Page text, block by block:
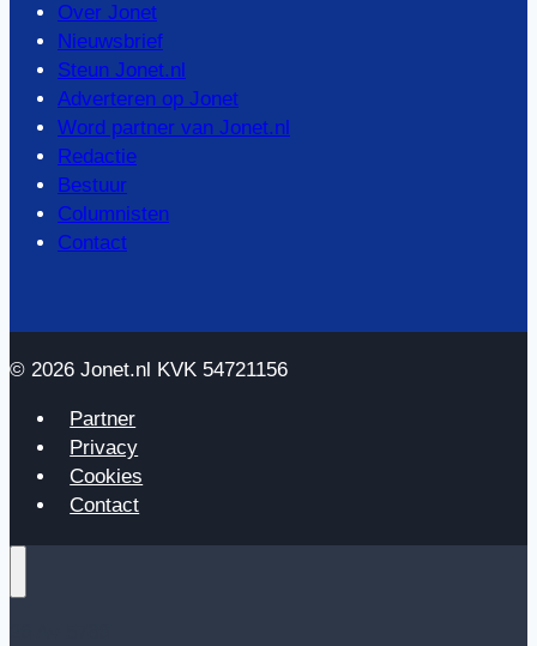
Over Jonet
Nieuwsbrief
Steun Jonet.nl
Adverteren op Jonet
Word partner van Jonet.nl
Redactie
Bestuur
Columnisten
Contact
© 2026 Jonet.nl KVK 54721156
Partner
Privacy
Cookies
Contact